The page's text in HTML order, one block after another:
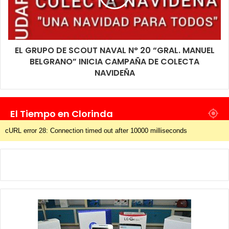
EL GRUPO DE SCOUT NAVAL N° 20 “GRAL. MANUEL
BELGRANO” INICIA CAMPAÑA DE COLECTA
NAVIDEÑA
El Tiempo en Clorinda
cURL error 28: Connection timed out after 10000 milliseconds